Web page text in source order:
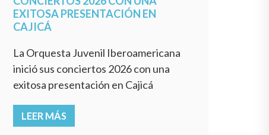
EXITOSA PRESENTACIÓN EN
CAJICÁ
La Orquesta Juvenil Iberoamericana
inició sus conciertos 2026 con una
exitosa presentación en Cajicá
LEER MÁS